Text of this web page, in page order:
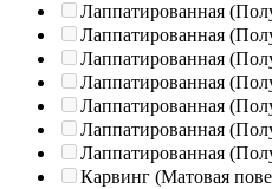
Лаппатированная
Лаппатированная
Лаппатированная
Лаппатированная
Лаппатированная
Лаппатированная
Лаппатированная
Карвинг (Матовая